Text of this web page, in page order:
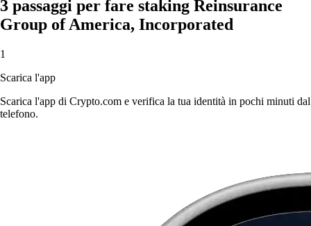
3 passaggi per fare staking Reinsurance
Group of America, Incorporated
1
Scarica l'app
Scarica l'app di Crypto.com e verifica la tua identità in pochi minuti dal
telefono.